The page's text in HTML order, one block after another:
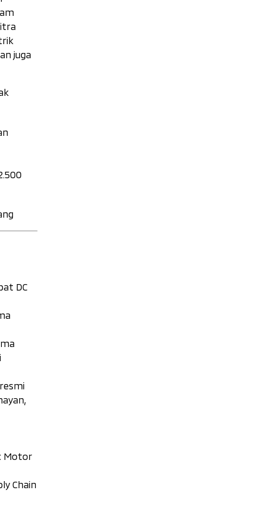
juga
DC
Motor
Chain